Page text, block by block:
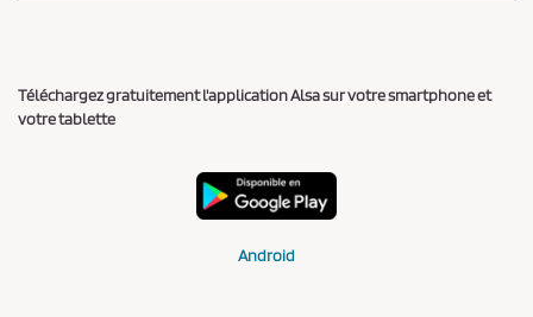
Téléchargez gratuitement l'application Alsa sur votre smartphone et
votre tablette
Android